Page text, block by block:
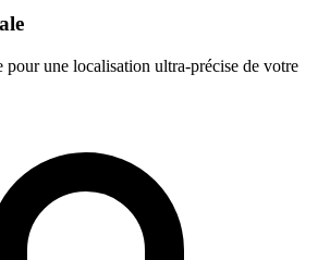
pour une localisation ultra-précise de votre